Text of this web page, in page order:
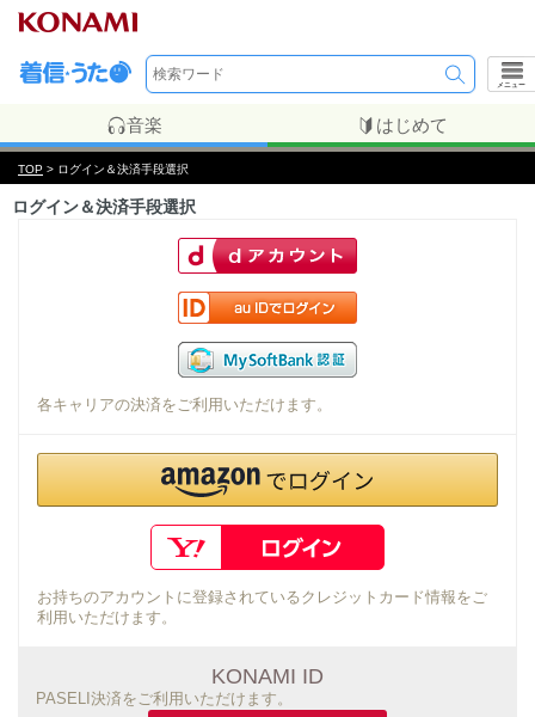
メニュー
音楽 はじめて
TOP > ログイン＆決済手段選択
ログイン＆決済手段選択
各キャリアの決済をご利用いただけます。
お持ちのアカウントに登録されているクレジットカード情報をご
利用いただけます。
KONAMI ID
PASELI決済をご利用いただけます。